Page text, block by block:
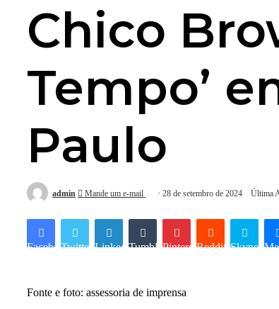
Chico
Tempo’
Paulo
admin Mande um e-mail 28 de setembro de 2024 Última
FacebookTwitter LinkedinTumblr PinterestReddit Skype
Fonte e foto: assessoria de imprensa